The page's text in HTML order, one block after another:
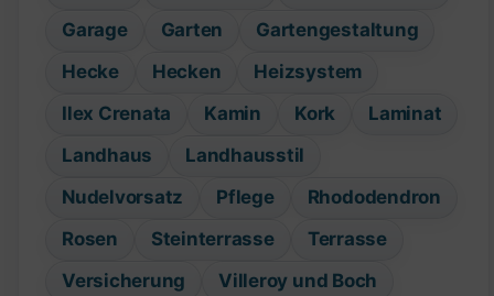
Garage
Garten
Gartengestaltung
Hecke
Hecken
Heizsystem
Ilex Crenata
Kamin Kork
Laminat
Landhaus
Landhausstil
Nudelvorsatz
Pflege
Rhododendron
Rosen
Steinterrasse
Terrasse
Versicherung
Villeroy und Boch